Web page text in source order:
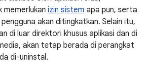
memerlukan izin sistem apa pun, serta
akan ditingkatkan. Selain itu,
di luar direktori khusus aplikasi dan di
akan tetap berada di perangkat
di-uninstal.